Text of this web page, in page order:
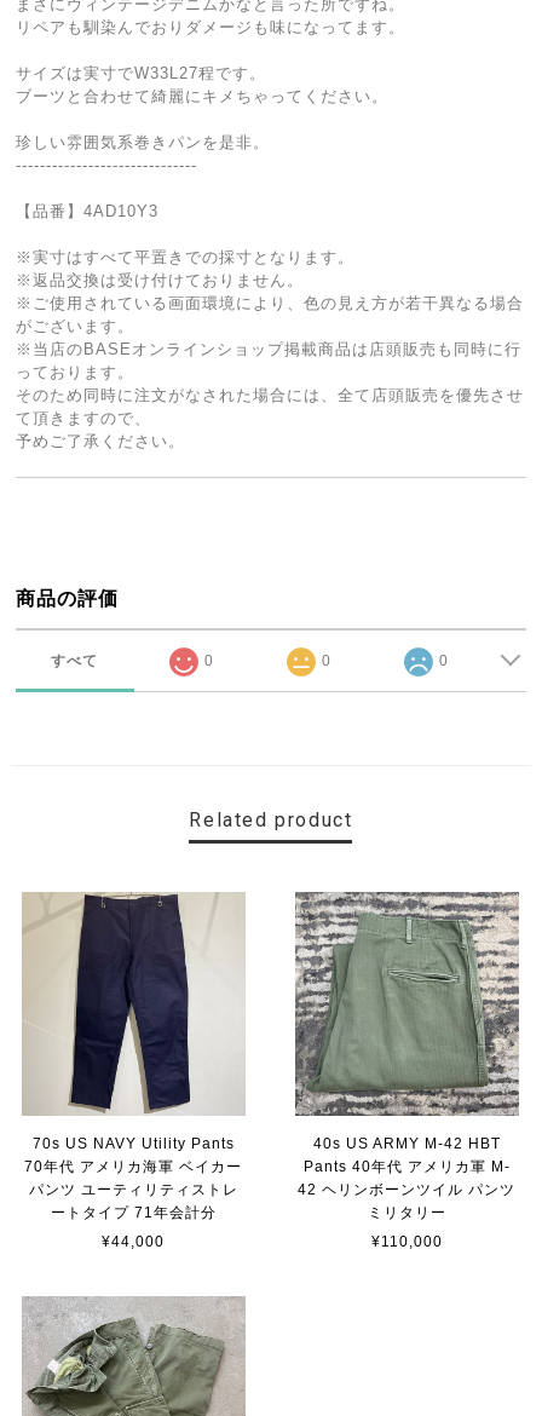
まさにヴィンテージデニムかなと言った所ですね。
リペアも馴染んでおりダメージも味になってます。
サイズは実寸でW33L27程です。
ブーツと合わせて綺麗にキメちゃってください。
珍しい雰囲気系巻きパンを是非。
------------------------------
【品番】4AD10Y3
※実寸はすべて平置きでの採寸となります。
※返品交換は受け付けておりません。
※ご使用されている画面環境により、色の見え方が若干異なる場合
がございます。
※当店のBASEオンラインショップ掲載商品は店頭販売も同時に行
っております。
そのため同時に注文がなされた場合には、全て店頭販売を優先させ
て頂きますので、
予めご了承ください。
商品の評価
すべて 0 0 0
Related product
70s US NAVY Utility Pants
70年代 アメリカ海軍 ベイカー
パンツ ユーティリティストレ
ートタイプ 71年会計分
¥44,000
40s US ARMY M-42 HBT
Pants 40年代 アメリカ軍 M-
42 ヘリンボーンツイル パンツ
ミリタリー
¥110,000